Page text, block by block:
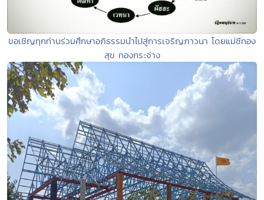
ขอเชิญทุกท่านร่วมศึกษาอภิธรรมนำไปสู่การเจริญภาวนา โดยแม่ชีทอง
สุข ทองกระจ่าง